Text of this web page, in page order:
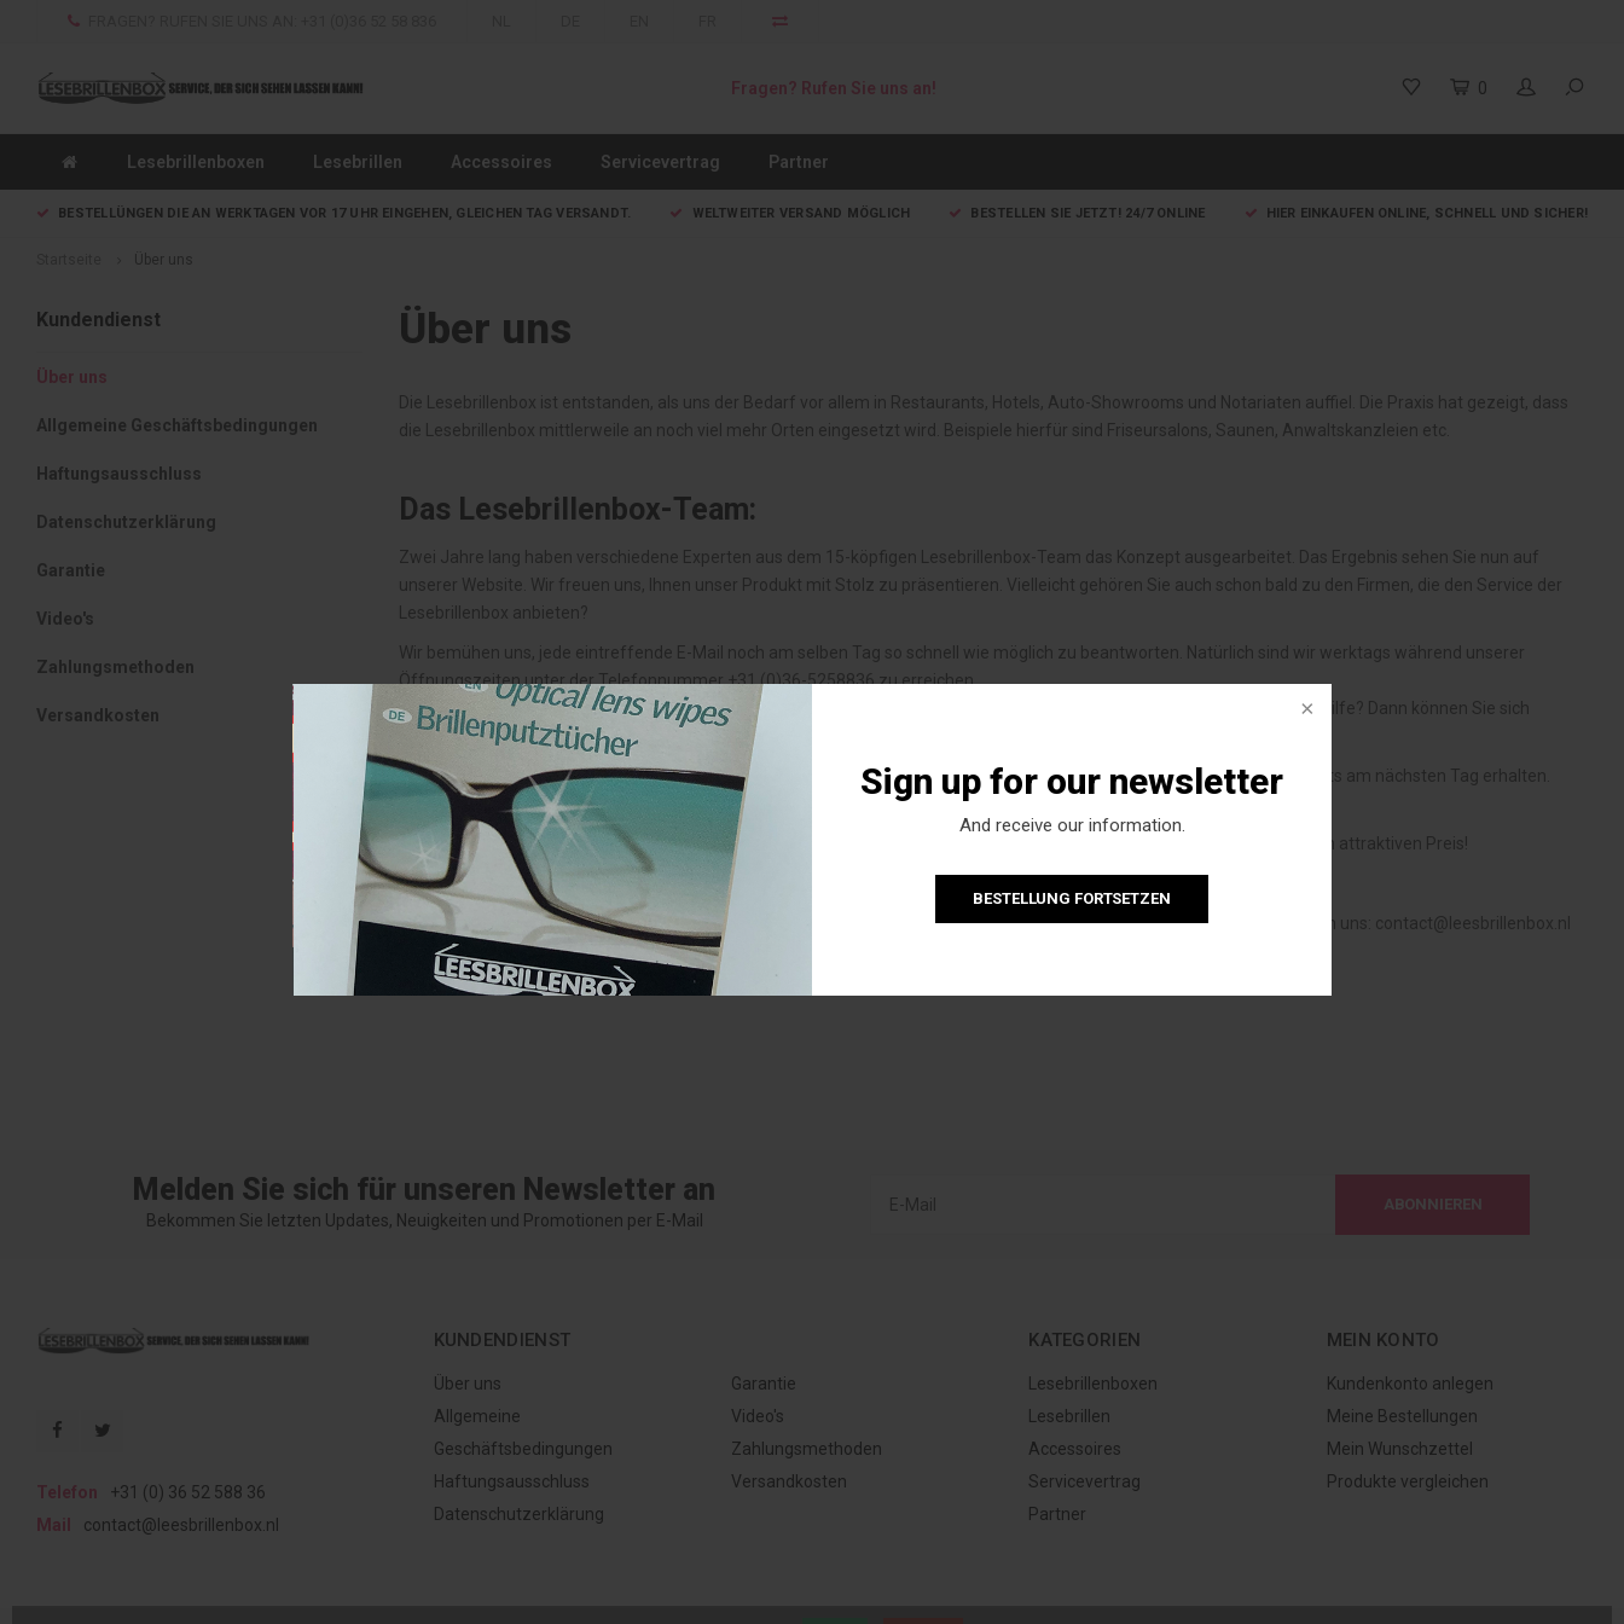
Sign up for our newsletter
And receive our information.
BESTELLUNG FORTSETZEN
Fragen? Rufen Sie uns an! 0
Lesebrillenboxen Lesebrillen Accessoires Servicevertrag Partner
BESTELLÜNGEN DIE AN WERKTAGEN VOR 17 UHR EINGEHEN, GLEICHEN TAG VERSANDT. WELTWEITER VERSAND MÖGLICH BESTELLEN SIE JETZT! 24/7 ONLINE HIER EINKAUFEN ONLINE, SCHNELL UND SICHER!
Über uns
Kundendienst
Über uns
Allgemeine Geschäftsbedingungen
Haftungsausschluss
Datenschutzerklärung
Garantie
Video's
Zahlungsmethoden
Versandkosten
Über uns
Die Lesebrillenbox ist entstanden, als uns der Bedarf vor allem in Restaurants, Hotels, Auto-Showrooms und Notariaten auffiel. Die Praxis hat gezeigt, dass
die Lesebrillenbox mittlerweile an noch viel mehr Orten eingesetzt wird. Beispiele hierfür sind Friseursalons, Saunen, Anwaltskanzleien etc.
Das Lesebrillenbox-Team:
Zwei Jahre lang haben verschiedene Experten aus dem 15-köpfigen Lesebrillenbox-Team das Konzept ausgearbeitet. Das Ergebnis sehen Sie nun auf
unserer Website. Wir freuen uns, Ihnen unser Produkt mit Stolz zu präsentieren. Vielleicht gehören Sie auch schon bald zu den Firmen, die den Service der
Lesebrillenbox anbieten?
Wir bemühen uns, jede eintreffende E-Mail noch am selben Tag so schnell wie möglich zu beantworten. Natürlich sind wir werktags während unserer
Öffnungszeiten unter der Telefonnummer +31 (0)36-5258836 zu erreichen.
Nach dem Erwerb der Lesebrillenbox lassen wir Sie keineswegs im Stich. Haben Sie Fragen oder benötigen Sie Tipps bzw. Hilfe? Dann können Sie sich
jederzeit an uns wenden. Auch bei anderen Wünschen oder neuen Ideen stehen wir Ihnen jederzeit zur Seite.
Wir setzen alles daran, vor 12.00 Uhr bestellte Produkte noch am selben Tag zu verschicken, sodass Sie die Lieferung bereits am nächsten Tag erhalten.
Ausgenommen sind Wochenenden und besondere Zwischenfälle.
Unter www.leesbrillenbox.nl bieten wir Ihnen das luxuriöse Serviceprodukt Lesebrillenbox an: hochwertige Qualität zu einem attraktiven Preis!
2012: Entstehung der Lesebrillenbox
Möchten Sie mehr über die Entstehung der Lesebrillenbox erfahren oder uns sprechen? Dann wenden Sie sich per E-Mail an uns: contact@leesbrillenbox.nl
Leesbrillenbox™ und das Design der Box sind eingetragene Rechte.
Melden Sie sich für unseren Newsletter an
Bekommen Sie letzten Updates, Neuigkeiten und Promotionen per E-Mail
ABONNIEREN
Telefon
+31 (0) 36 52 588 36
Mail
contact@leesbrillenbox.nl
KUNDENDIENST
Über uns
Allgemeine
Geschäftsbedingungen
Haftungsausschluss
Datenschutzerklärung
Garantie
Video's
Zahlungsmethoden
Versandkosten
KATEGORIEN
Lesebrillenboxen
Lesebrillen
Accessoires
Servicevertrag
Partner
MEIN KONTO
Kundenkonto anlegen
Meine Bestellungen
Mein Wunschzettel
Produkte vergleichen